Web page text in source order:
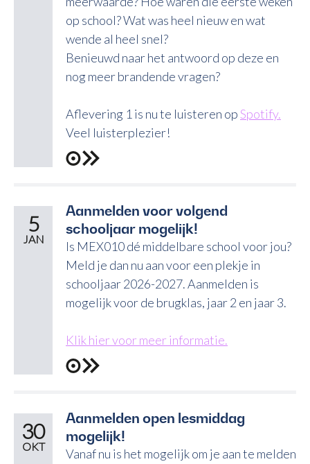
op school? Wat was heel nieuw en wat
wende al heel snel?
Benieuwd naar het antwoord op deze en
nog meer brandende vragen?
Aflevering 1 is nu te luisteren opSpotify.
Veel luisterplezier!
Aanmelden voor volgend
schooljaar mogelijk!
5
JAN
Is MEX010 dé middelbare school voor jou?
Meld je dan nu aan voor een plekje in
schooljaar 2026-2027. Aanmelden is
mogelijk voor de brugklas, jaar 2 en jaar 3.
Klik hier voor meer informatie.
Aanmelden open lesmiddag
mogelijk!
30
OKT
Vanaf nu is het mogelijk om je aan te melden